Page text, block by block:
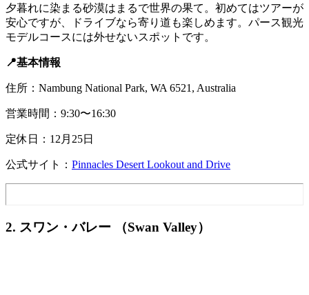
夕暮れに染まる砂漠はまるで世界の果て。初めてはツアーが
安心ですが、ドライブなら寄り道も楽しめます。パース観光
モデルコースには外せないスポットです。
📍基本情報
住所：Nambung National Park, WA 6521, Australia
営業時間：9:30〜16:30
定休日：12月25日
公式サイト： Pinnacles Desert Lookout and Drive
2. スワン・バレー （Swan Valley）